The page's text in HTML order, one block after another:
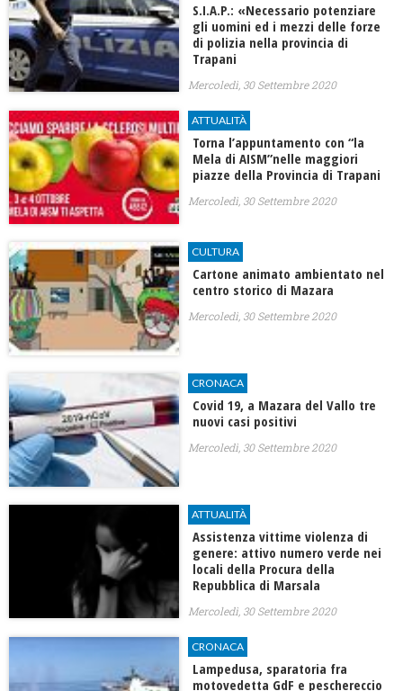
S.I.A.P.: «Necessario potenziare
gli uomini ed i mezzi delle forze
di polizia nella provincia di
Trapani
Mercoledì, 30 Settembre 2020
ATTUALITÀ
Torna l’appuntamento con “la
Mela di AISM”nelle maggiori
piazze della Provincia di Trapani
Mercoledì, 30 Settembre 2020
CULTURA
Cartone animato ambientato nel
centro storico di Mazara
Mercoledì, 30 Settembre 2020
CRONACA
Covid 19, a Mazara del Vallo tre
nuovi casi positivi
Mercoledì, 30 Settembre 2020
ATTUALITÀ
Assistenza vittime violenza di
genere: attivo numero verde nei
locali della Procura della
Repubblica di Marsala
Mercoledì, 30 Settembre 2020
CRONACA
Lampedusa, sparatoria fra
motovedetta GdF e peschereccio